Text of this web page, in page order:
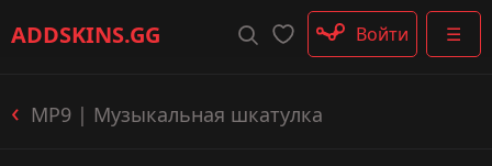
ADDSKINS.GG ☰
Пистолеты-пулемёты
Перчатки
Войти
MP9 | Музыкальная шкатулка